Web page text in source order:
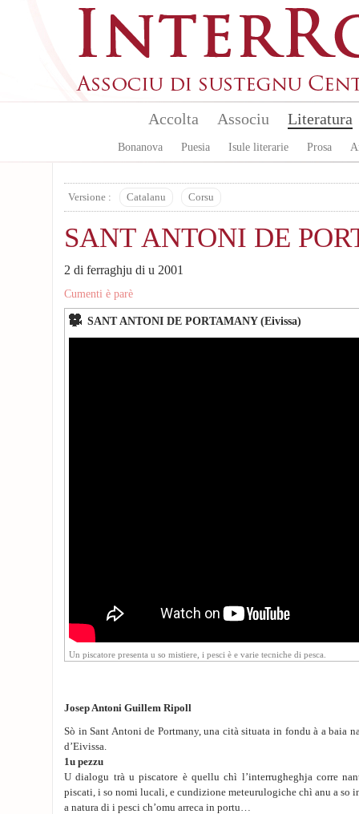
Accolta Associu Literatura
Bonanova Puesia Isule literarie Prosa
Versione : Catalanu Corsu
SANT ANTONI DE
2 di ferraghju di u 2001
Cumenti è parè
SANT ANTONI DE PORTAMANY (Eivissa)
Un piscatore presenta u so mistiere, i pesci è e varie tecniche di pesca.
Josep Antoni Guillem Ripoll
Sò in Sant Antoni de Portmany, una cità situata in fondu à a baia
d’Eivissa.
1u pezzu
U dialogu trà u piscatore è quellu chì l’interrugheghja corre
piscati, i so nomi lucali, e cundizione meteurulogiche chì anu a so
a natura di i pesci ch’omu arreca in portu…